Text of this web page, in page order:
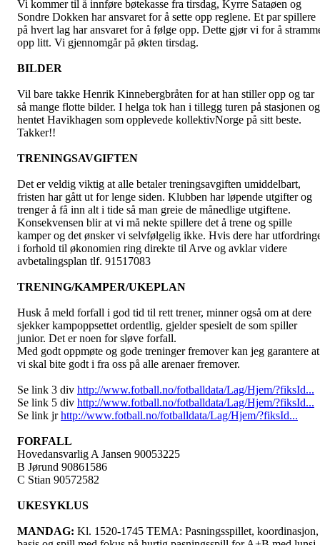
Vi kommer til å innføre bøtekasse fra tirsdag, Kyrre Sataøen og
Sondre Dokken har ansvaret for å sette opp reglene. Et par spillere
på hvert lag har ansvaret for å følge opp. Dette gjør vi for å
opp litt. Vi gjennomgår på økten tirsdag.
BILDER
Vil bare takke Henrik Kinnebergbråten for at han stiller opp og tar
så mange flotte bilder. I helga tok han i tillegg turen på stasjonen og
hentet Havikhagen som opplevede kollektivNorge på sitt beste.
Takker!!
TRENINGSAVGIFTEN
Det er veldig viktig at alle betaler treningsavgiften umiddelbart,
fristen har gått ut for lenge siden. Klubben har løpende utgifter og
trenger å få inn alt i tide så man greie de månedlige utgiftene.
Konsekvensen blir at vi må nekte spillere det å trene og spille
kamper og det ønsker vi selvfølgelig ikke. Hvis dere har
i forhold til økonomien ring direkte til Arve og avklar videre
avbetalingsplan tlf. 91517083
TRENING/KAMPER/UKEPLAN
Husk å meld forfall i god tid til rett trener, minner også om at dere
sjekker kampoppsettet ordentlig, gjelder spesielt de som spiller
junior. Det er noen for sløve forfall.
Med godt oppmøte og gode treninger fremover kan jeg garantere at
vi skal bite godt i fra oss på alle arenaer fremover.
Se link 3 div http://www.fotball.no/fotballdata/Lag/Hjem/?fiksId...
Se link 5 div http://www.fotball.no/fotballdata/Lag/Hjem/?fiksId...
Se link jrhttp://www.fotball.no/fotballdata/Lag/Hjem/?fiksId...
FORFALL
Hovedansvarlig A Jansen 90053225
B Jørund 90861586
C Stian 90572582
UKESYKLUS
MANDAG: Kl. 1520-1745 TEMA: Pasningsspillet, koordinasjon,